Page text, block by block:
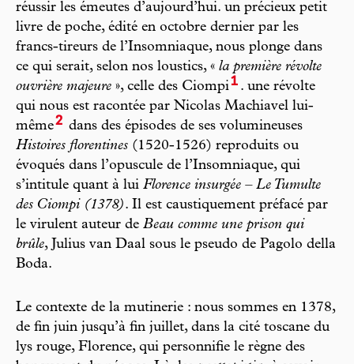
réussir les émeutes d’aujourd’hui. un précieux petit
livre de poche, édité en octobre dernier par les
francs-tireurs de l’Insomniaque, nous plonge dans
ce qui serait, selon nos loustics, « la première révolte
ouvrière majeure », celle des Ciompi1 . une révolte
qui nous est racontée par Nicolas Machiavel lui-
même2 dans des épisodes de ses volumineuses
Histoires florentines (1520-1526) reproduits ou
évoqués dans l’opuscule de l’Insomniaque, qui
s’intitule quant à lui Florence insurgée – Le Tumulte
des Ciompi (1378). Il est caustiquement préfacé par
le virulent auteur de Beau comme une prison qui
brûle, Julius van Daal sous le pseudo de Pagolo della
Boda.
Le contexte de la mutinerie : nous sommes en 1378,
de fin juin jusqu’à fin juillet, dans la cité toscane du
lys rouge, Florence, qui personnifie le règne des